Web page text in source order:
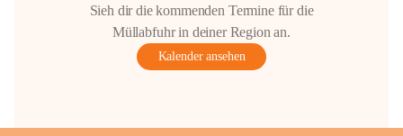
Sieh dir die kommenden Termine für die
Müllabfuhr in deiner Region an.
Kalender ansehen